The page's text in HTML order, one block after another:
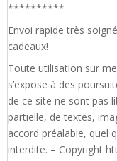
**********
Envoi rapide très
cadeaux!
Toute utilisation sur
s’expose à des
de ce site ne sont pas
partielle, de textes,
accord préalable, quel
interdite. – Copyright